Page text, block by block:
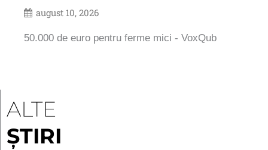
august 10, 2026
50.000 de euro pentru ferme mici - VoxQub
ALTE
ȘTIRI